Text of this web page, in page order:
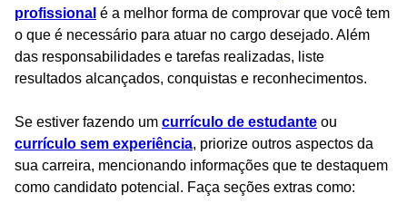
profissional é a melhor forma de comprovar que você tem
o que é necessário para atuar no cargo desejado. Além
das responsabilidades e tarefas realizadas, liste
resultados alcançados, conquistas e reconhecimentos.
Se estiver fazendo um currículo de estudante ou
currículo sem experiência, priorize outros aspectos da
sua carreira, mencionando informações que te destaquem
como candidato potencial. Faça seções extras como: